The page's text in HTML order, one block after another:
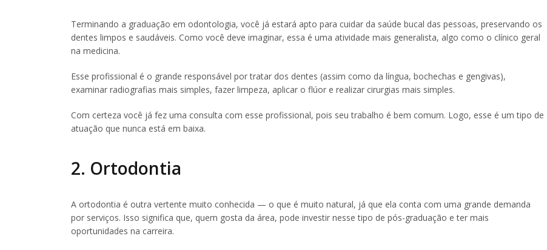
Terminando a graduação em odontologia, você já estará apto para cuidar da saúde bucal das pessoas, preservando os
dentes limpos e saudáveis. Como você deve imaginar, essa é uma atividade mais generalista, algo como o clínico geral
na medicina.
Esse profissional é o grande responsável por tratar dos dentes (assim como da língua, bochechas e gengivas),
examinar radiografias mais simples, fazer limpeza, aplicar o flúor e realizar cirurgias mais simples.
Com certeza você já fez uma consulta com esse profissional, pois seu trabalho é bem comum. Logo, esse é um tipo de
atuação que nunca está em baixa.
2. Ortodontia
A ortodontia é outra vertente muito conhecida — o que é muito natural, já que ela conta com uma grande demanda
por serviços. Isso significa que, quem gosta da área, pode investir nesse tipo de pós-graduação e ter mais
oportunidades na carreira.